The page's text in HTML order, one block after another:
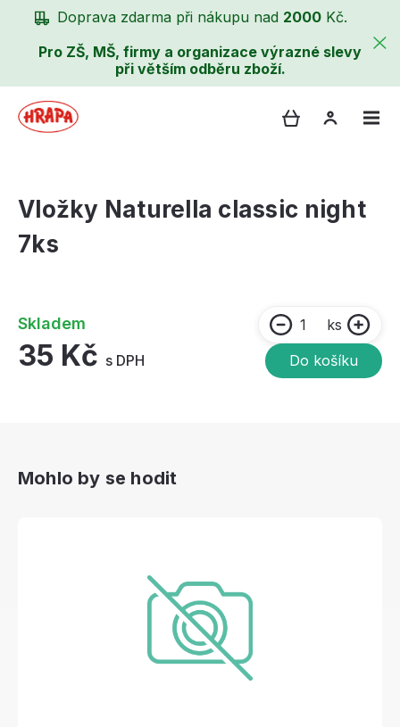
Doprava zdarma při nákupu nad 2000 Kč.
Pro ZŠ, MŠ, firmy a organizace výrazné slevy
při větším odběru zboží.
Vložky Naturella classic night
7ks
Skladem
35 Kč s DPH
ks
Do košíku
Mohlo by se hodit